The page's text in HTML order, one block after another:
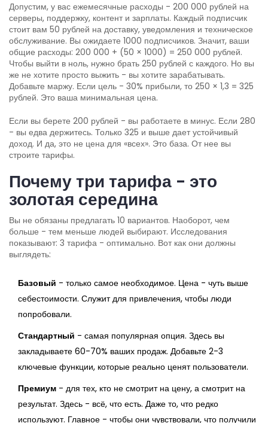
Допустим, у вас ежемесячные расходы - 200 000 рублей на
серверы, поддержку, контент и зарплаты. Каждый подписчик
стоит вам 50 рублей на доставку, уведомления и техническое
обслуживание. Вы ожидаете 1000 подписчиков. Значит, ваши
общие расходы: 200 000 + (50 × 1000) = 250 000 рублей.
Чтобы выйти в ноль, нужно брать 250 рублей с каждого. Но вы
же не хотите просто выжить - вы хотите зарабатывать.
Добавьте маржу. Если цель - 30% прибыли, то 250 × 1,3 = 325
рублей. Это ваша минимальная цена.
Если вы берете 200 рублей - вы работаете в минус. Если 280
- вы едва держитесь. Только 325 и выше дает устойчивый
доход. И да, это не цена для «всех». Это база. От нее вы
строите тарифы.
Почему три тарифа - это
золотая середина
Вы не обязаны предлагать 10 вариантов. Наоборот, чем
больше - тем меньше людей выбирают. Исследования
показывают: 3 тарифа - оптимально. Вот как они должны
выглядеть:
Базовый - только самое необходимое. Цена - чуть выше
себестоимости. Служит для привлечения, чтобы люди
попробовали.
Стандартный - самая популярная опция. Здесь вы
закладываете 60-70% ваших продаж. Добавьте 2-3
ключевые функции, которые реально ценят пользователи.
Премиум - для тех, кто не смотрит на цену, а смотрит на
результат. Здесь - всё, что есть. Даже то, что редко
используют. Главное - чтобы они чувствовали, что получили